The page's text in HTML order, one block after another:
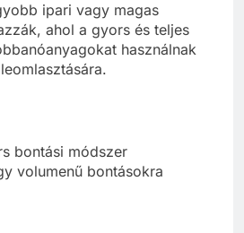
ipari vagy magas
ahol a gyors és teljes
használnak
bontási módszer
volumenű bontásokra